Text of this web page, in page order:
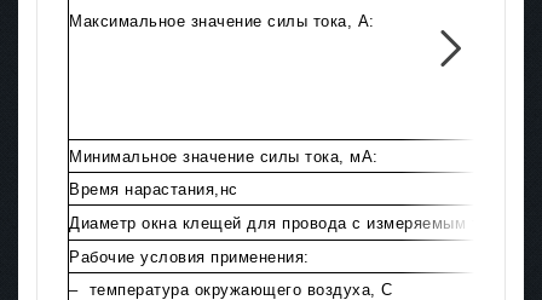
Максимальное значение силы тока, А:
Минимальное значение силы тока, мА:
Время нарастания,нс
Диаметр окна клещей для провода с измеряемым
Рабочие условия применения:
– температура окружающего воздуха, С